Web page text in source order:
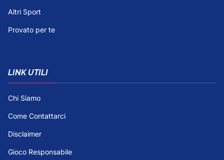
Altri Sport
Provato per te
LINK UTILI
Chi Siamo
Come Contattarci
Disclaimer
Gioco Responsabile